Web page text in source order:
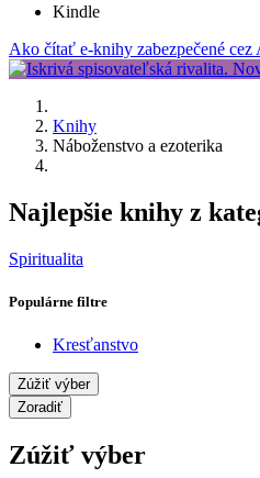
Kindle
Ako čítať e-knihy zabezpečené
Knihy
Náboženstvo a ezoterika
Najlepšie knihy z
Spiritualita
Populárne filtre
Kresťanstvo
Zúžiť výber
Zoradiť
Zúžiť výber